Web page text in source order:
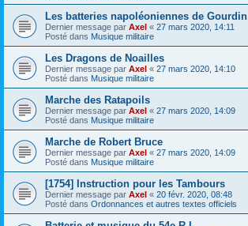
Les batteries napoléoniennes de Gourdin
Dernier message par Axel « 27 mars 2020, 14:11
Posté dans Musique militaire
Les Dragons de Noailles
Dernier message par Axel « 27 mars 2020, 14:10
Posté dans Musique militaire
Marche des Ratapoils
Dernier message par Axel « 27 mars 2020, 14:09
Posté dans Musique militaire
Marche de Robert Bruce
Dernier message par Axel « 27 mars 2020, 14:09
Posté dans Musique militaire
[1754] Instruction pour les Tambours
Dernier message par Axel « 20 févr. 2020, 08:48
Posté dans Ordonnances et autres textes officiels